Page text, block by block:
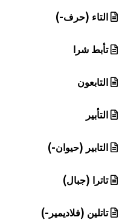
التاء (حرف-)
تأبط شرا
التابعون
التأبير
التابير (حيوان-)
تاترا (جبال)
تاتلين (فلاديمير-)